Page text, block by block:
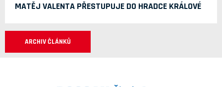
MATĚJ VALENTA PŘESTUPUJE DO HRADCE KRÁLOVÉ
ARCHIV ČLÁNKŮ